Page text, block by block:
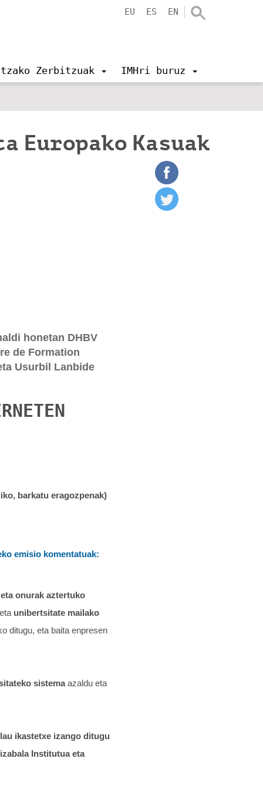
EU ES EN
Zerbitzuak IMHri buruz
Europako Kasuak
honetan DHBV
de Formation
Usurbil Lanbide
barkatu eragozpenak)
emisio komentatuak:
onurak aztertuko
eta unibertsitate mailako
ditugu, eta baita enpresen
sistemaazaldu eta
ikastetxe izango ditugu
Institutua eta